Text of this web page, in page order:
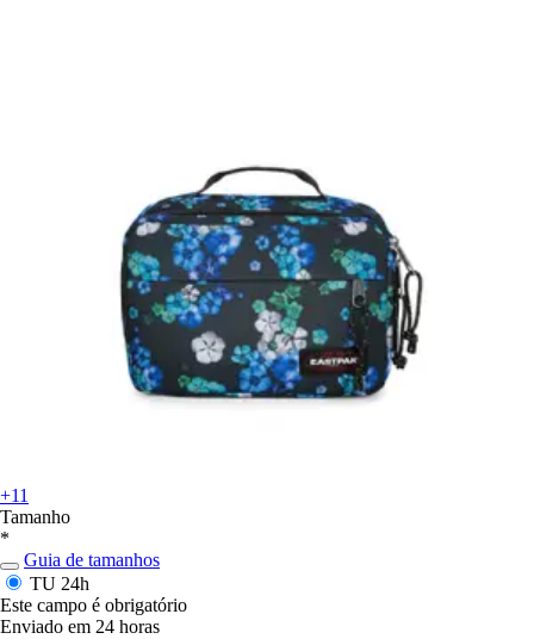
+11
Tamanho
*
Guia de tamanhos
TU 24h
Este campo é obrigatório
Enviado em 24 horas